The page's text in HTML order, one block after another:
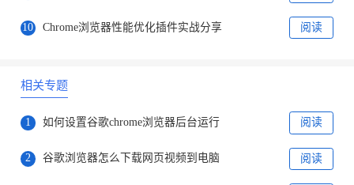
10 Chrome浏览器性能优化插件实战分享 阅读
相关专题
1 如何设置谷歌chrome浏览器后台运行 阅读
2 谷歌浏览器怎么下载网页视频到电脑 阅读